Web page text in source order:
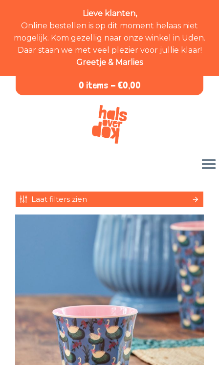
Lieve klanten,
Online bestellen is op dit moment helaas niet
mogelijk. Kom gezellig naar onze winkel in Uden.
Daar staan we met veel plezier voor jullie klaar!
Greetje & Marlies
0 items - €0,00
Laat filters zien